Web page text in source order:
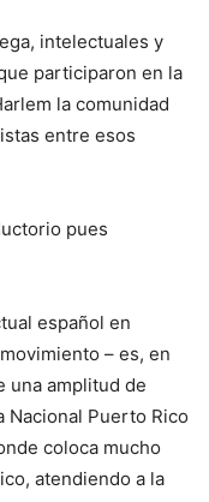
intelectuales y
participaron en la
la comunidad
entre esos
pues
español en
– es, en
una amplitud de
Puerto Rico
coloca mucho
atendiendo a la